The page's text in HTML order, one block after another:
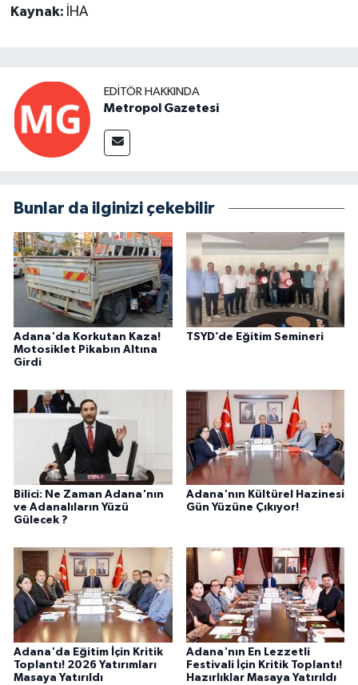
Kaynak: İHA
EDITÖR HAKKINDA
Metropol Gazetesi
Bunlar da ilginizi çekebilir
Adana'da Korkutan Kaza!
Motosiklet Pikabın Altına
Girdi
TSYD’de Eğitim Semineri
Bilici: Ne Zaman Adana'nın
ve Adanalıların Yüzü
Gülecek ?
Adana'nın Kültürel Hazinesi
Gün Yüzüne Çıkıyor!
Adana'da Eğitim İçin Kritik
Toplantı! 2026 Yatırımları
Masaya Yatırıldı
Adana'nın En Lezzetli
Festivali İçin Kritik Toplantı!
Hazırlıklar Masaya Yatırıldı